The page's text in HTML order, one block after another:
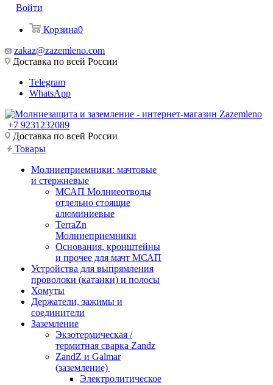
Войти
Корзина0
zakaz@zazemleno.com
Доставка по всей России
Telegram
WhatsApp
+7 9231232089
Доставка по всей России
Товары
Молниеприемники: мачтовые
и стержневые
МСАП Молниеотводы
отдельно стоящие
алюминиевые
TerraZn
Молниеприемники
Основания, кронштейны
и прочее для мачт МСАП
Устройства для выпрямления
проволоки (катанки) и полосы
Хомуты
Держатели, зажимы и
соединители
Заземление
Экзотермическая /
термитная сварка Zandz
ZandZ и Galmar
(заземление)
Электролитическое